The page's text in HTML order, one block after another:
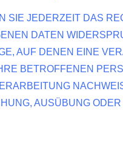
SIE JEDERZEIT DAS
DATEN
AUF DENEN EINE
BETROFFENEN
AUSÜBUNG